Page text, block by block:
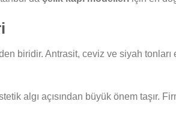
biridir. Antrasit, ceviz ve siyah
algı açısından büyük önem taşır.